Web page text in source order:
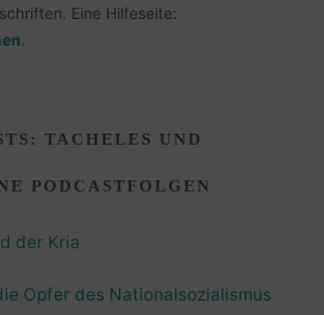
Eine Hilfeseite:
.
TACHELES UND
PODCASTFOLGEN
der Kria
Opfer des Nationalsozialismus